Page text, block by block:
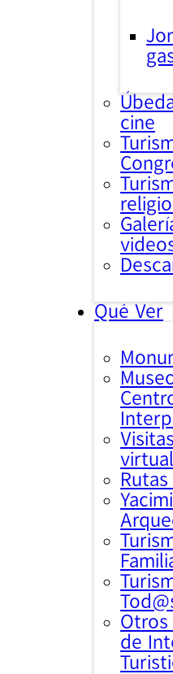
cine
Qué Ver
Visitas
Rutas
Otros
de